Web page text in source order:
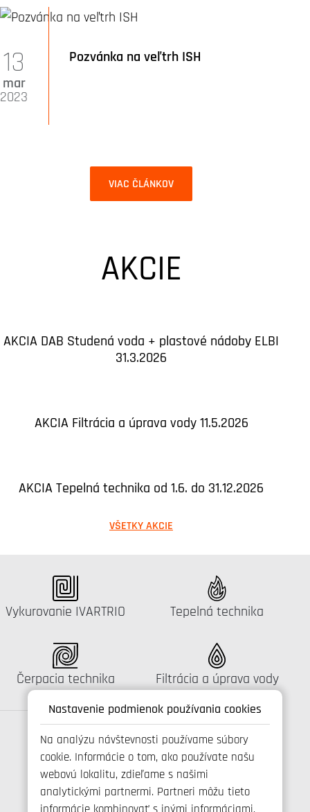
Nastavenie podmienok používania cookies
Na analýzu návštevnosti používame súbory
cookie. Informácie o tom, ako používate našu
webovú lokalitu, zdieľame s našimi
analytickými partnermi. Partneri môžu tieto
informácie kombinovať s inými informáciami,
Pozvánka na veľtrh ISH
13
mar
2023
VIAC ČLÁNKOV
AKCIE
AKCIA DAB Studená voda + plastové nádoby ELBI
31.3.2026
AKCIA Filtrácia a úprava vody 11.5.2026
AKCIA Tepelná technika od 1.6. do 31.12.2026
VŠETKY AKCIE
Katalógus:
Vykurovanie IVARTRIO Katalógus:
Tepelná technika
Katalógus:
Čerpacia technika Katalógus:
Filtrácia a úprava vody
Spojte se s námi